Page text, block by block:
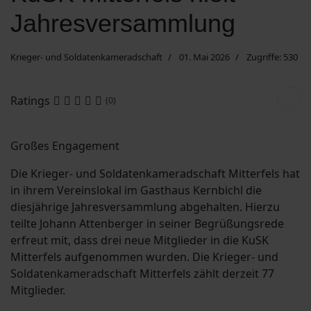
Suchen
Jahresversammlung
Krieger- und Soldatenkameradschaft 01. Mai 2026 Zugriffe: 530
Ratings (0)
Großes Engagement
Die Krieger- und Soldatenkameradschaft Mitterfels hat
in ihrem Vereinslokal im Gasthaus Kernbichl die
diesjährige Jahresversammlung abgehalten. Hierzu
teilte Johann Attenberger in seiner Begrüßungsrede
erfreut mit, dass drei neue Mitglieder in die KuSK
Mitterfels aufgenommen wurden. Die Krieger- und
Soldatenkameradschaft Mitterfels zählt derzeit 77
Mitglieder.